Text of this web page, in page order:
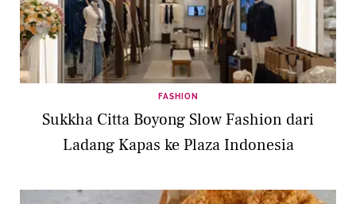
FASHION
Sukkha Citta Boyong Slow Fashion dari
Ladang Kapas ke Plaza Indonesia